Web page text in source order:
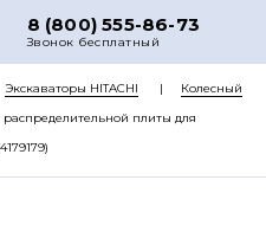
8 (800) 555-86-73
Звонок бесплатный
Экскаваторы HITACHI
Колесный
распределительной плиты для